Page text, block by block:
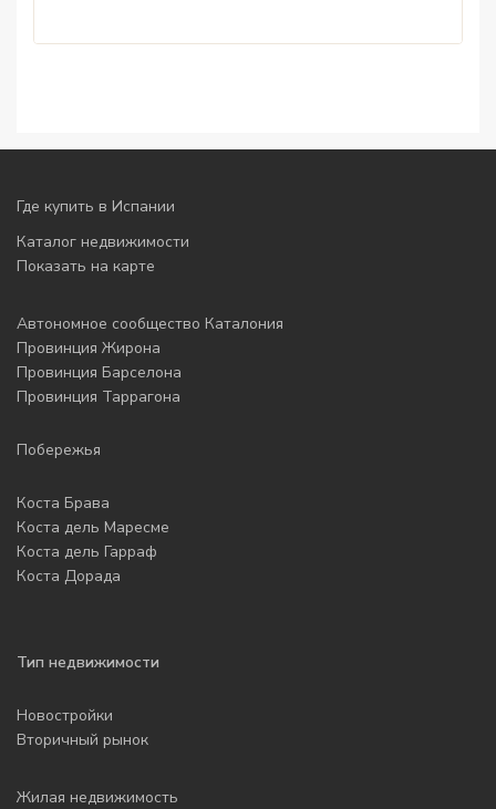
Где купить в Испании
Каталог недвижимости
Показать на карте
Автономное сообщество Каталония
Провинция Жирона
Провинция Барселона
Провинция Таррагона
Побережья
Коста Брава
Коста дель Маресме
Коста дель Гарраф
Коста Дорада
Тип недвижимости
Новостройки
Вторичный рынок
Жилая недвижимость